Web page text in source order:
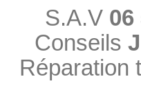
S.A.V 06
Conseils
Réparation